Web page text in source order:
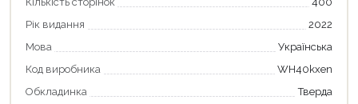
Рік видання
2022
Мова
Українська
Код виробника
WH40kxen
Обкладинка
Тверда